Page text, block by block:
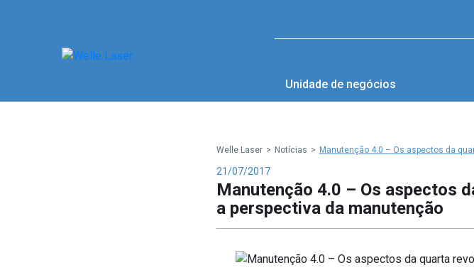
Unidade de negócios
Welle Laser > Notícias > Manutenção 4.0 – Os aspectos da
21/07/2017
Manutenção 4.0 – Os aspectos
a perspectiva da manutenção